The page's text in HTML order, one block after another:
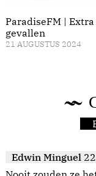
ParadiseFM |
gevallen
21 AUGUSTUS 2024
Edwin Minguel